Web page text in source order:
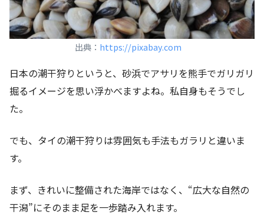
出典： https://pixabay.com
日本の潮干狩りというと、砂浜でアサリを熊手でガリガリ
掘るイメージを思い浮かべますよね。私自身もそうでし
た。
でも、タイの潮干狩りは雰囲気も手法もガラリと違いま
す。
まず、きれいに整備された海岸ではなく、“広大な自然の
干潟”にそのまま足を一歩踏み入れます。